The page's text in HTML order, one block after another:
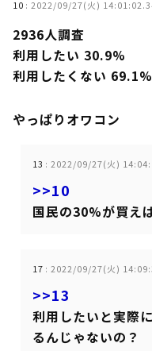
10 : 2022/09/27(火)
2936人調査
利用したい 30.9%
利用したくない 69.1%
やっぱりオワコン
13 : 2022/09/27(火)
>>10
国民の30%が買え
17 : 2022/09/27(火)
>>13
利用したいと実際
るんじゃないの？